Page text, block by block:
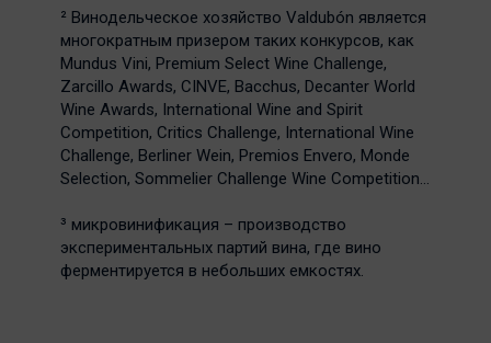
² Винодельческое хозяйство Valdubón является
многократным призером таких конкурсов, как
Mundus Vini, Premium Select Wine Challenge,
Zarcillo Awards, CINVE, Bacchus, Decanter World
Wine Awards, International Wine and Spirit
Competition, Critics Challenge, International Wine
Challenge, Berliner Wein, Premios Envero, Monde
Selection, Sommelier Challenge Wine Competition…
³ микровинификация – производство
экспериментальных партий вина, где вино
ферментируется в небольших емкостях.